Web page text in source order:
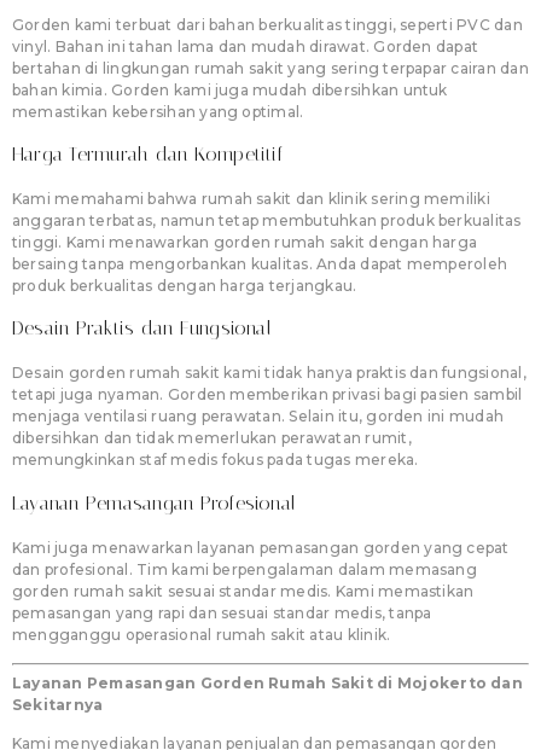
Gorden kami terbuat dari bahan berkualitas tinggi, seperti PVC dan
vinyl. Bahan ini tahan lama dan mudah dirawat. Gorden dapat
bertahan di lingkungan rumah sakit yang sering terpapar cairan dan
bahan kimia. Gorden kami juga mudah dibersihkan untuk
memastikan kebersihan yang optimal.
Harga Termurah dan Kompetitif
Kami memahami bahwa rumah sakit dan klinik sering memiliki
anggaran terbatas, namun tetap membutuhkan produk berkualitas
tinggi. Kami menawarkan gorden rumah sakit dengan harga
bersaing tanpa mengorbankan kualitas. Anda dapat memperoleh
produk berkualitas dengan harga terjangkau.
Desain Praktis dan Fungsional
Desain gorden rumah sakit kami tidak hanya praktis dan fungsional,
tetapi juga nyaman. Gorden memberikan privasi bagi pasien sambil
menjaga ventilasi ruang perawatan. Selain itu, gorden ini mudah
dibersihkan dan tidak memerlukan perawatan rumit,
memungkinkan staf medis fokus pada tugas mereka.
Layanan Pemasangan Profesional
Kami juga menawarkan layanan pemasangan gorden yang cepat
dan profesional. Tim kami berpengalaman dalam memasang
gorden rumah sakit sesuai standar medis. Kami memastikan
pemasangan yang rapi dan sesuai standar medis, tanpa
mengganggu operasional rumah sakit atau klinik.
Layanan Pemasangan Gorden Rumah Sakit di Mojokerto dan
Sekitarnya
Kami menyediakan layanan penjualan dan pemasangan gorden